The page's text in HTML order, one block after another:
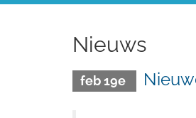
Nieuws
feb 19e